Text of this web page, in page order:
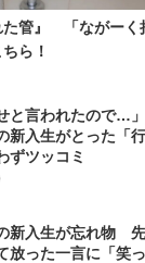
た管』 「ながーく
ら！
せと言われたので…
新入生がとった「行
ずツッコミ
新入生が忘れ物
放った一言に「笑